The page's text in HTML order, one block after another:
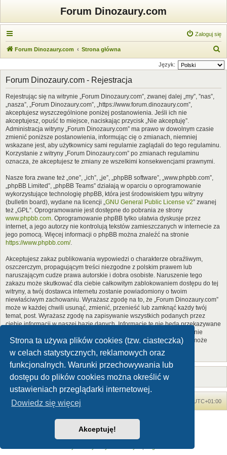
Strona ta używa plików cookies (tzw. ciasteczka)
w celach statystycznych, reklamowych oraz
funkcjonalnych. Warunki przechowywania lub
dostępu do plików cookies można określić w
ustawieniach przeglądarki internetowej.
Dowiedz się więcej
Akceptuję!
Forum Dinozaury.com
Zaloguj się
Forum Dinozaury.com Strona główna
z
Język:
Forum Dinozaury.com - Rejestracja
Rejestrując się na witrynie „Forum Dinozaury.com”, zwanej dalej „my”, ”nas”,
„nasza”, „Forum Dinozaury.com”, „https://www.forum.dinozaury.com”,
akceptujesz wyszczególnione poniżej postanowienia. Jeśli ich nie
akceptujesz, opuść to miejsce, naciskając przycisk „Nie akceptuję”.
Administracja witryny „Forum Dinozaury.com” ma prawo w dowolnym czasie
zmienić poniższe postanowienia, informując cię o zmianach, niemniej
wskazane jest, aby użytkownicy sami regularnie zaglądali do tego regulaminu.
Korzystanie z witryny „Forum Dinozaury.com” po zmianach regulaminu
oznacza, że akceptujesz te zmiany ze wszelkimi konsekwencjami prawnymi.
Nasze fora zwane też „one”, „ich”, „je”, „phpBB software”, „www.phpbb.com”,
„phpBB Limited”, „phpBB Teams” działają w oparciu o oprogramowanie
wykorzystujące technologię phpBB, która jest środowiskiem typu witryny
(bulletin board), wydane na licencji „GNU General Public License v2” zwanej
też „GPL”. Oprogramowanie jest dostępne do pobrania ze strony
www.phpbb.com. Oprogramowanie phpBB tylko ułatwia dyskusje przez
internet, a jego autorzy nie kontrolują tekstów zamieszczanych w internecie za
jego pomocą. Więcej informacji o phpBB można znaleźć na stronie
https://www.phpbb.com/.
Akceptujesz zakaz publikowania wypowiedzi o charakterze obraźliwym,
oszczerczym, propagującym treści niezgodne z polskim prawem lub
naruszającym cudze prawa autorskie i dobra osobiste. Naruszenie tego
zakazu może skutkować dla ciebie całkowitym zablokowaniem dostępu do tej
witryny, a twój dostawca internetu zostanie powiadomiony o twoim
niewłaściwym zachowaniu. Wyrażasz zgodę na to, że „Forum Dinozaury.com”
może w każdej chwili usunąć, zmienić, przenieść lub zamknąć każdy twój
temat, post. Wyrażasz zgodę na zapisywanie wszystkich podanych przez
ciebie informacji w naszej bazie danych. Informacje te nie będą przekazywane
nikomu bez twojej zgody, ale ani „Forum Dinozaury.com”, ani phpBB nie
ponosi odpowiedzialności za włamania do witryny, podczas których może
dojść do kradzieży danych.
Forum Dinozaury.com UTC+01:00
Dinozaury.com© 2006-2020
Technologię dostarczaphpBB® Forum Software © phpBB Limited
Polski pakiet językowy dostarcza